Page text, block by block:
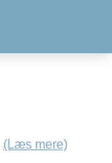
(Læs mere)